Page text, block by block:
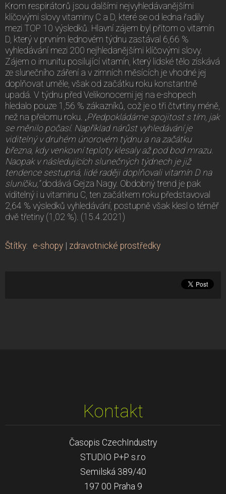
Krom respirátorů jsou dalšími nejvyhledávanějšími
klíčovými slovy vitaminy C a D, které se od ledna řadily
mezi TOP 10 výsledků. Hlavní zájem byl přitom o vitamín
D, který v prvním lednovém týdnu zastával 6,66 %
vyhledávání mezi 200 nejhledanějšími klíčovými slovy.
Zájem o imunitu posilující vitamín, který lidské tělo získává
ze slunečního záření a v zimních měsících je vhodné jej
doplňovat uměle, však od začátku roku konstantně
upadá. V týdnu před Velikonocemi jej na e-shopech
hledalo pouze 1,56 % zákazníků, což je o tři čtvrtiny méně,
než na přelomu roku. „Předpokládáme spojitost s tím, jak
se měnilo počasí. Například nárůst vyhledávání je
viditelný v druhém únorovém týdnu a na začátku
března, kdy venkovní teploty klesaly až pod bod mrazu.
Naopak v následujících slunečných týdnech je již
tendence sestupná, lidé raději doplňovali vitamín D na
sluníčku,“dodává Gejza Nagy. Obdobný trend je pak
viditelný i u vitaminu C, ten začátkem roku představoval
2,64 % výsledků vyhledávání, postupně však klesl o téměř
dvě třetiny (1,02 %). (15.4.2021)
Štítky: e-shopy | zdravotnické prostředky
Kontakt
Časopis CzechIndustry
STUDIO P+P s.r.o
Semilská 389/40
197 00 Praha 9